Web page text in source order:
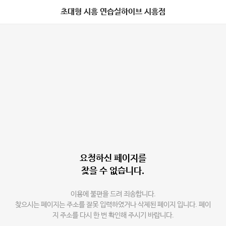
초대형 시흥 연습실하이브 시흥점
요청하신 페이지를
찾을 수 없습니다.
이용에 불편을 드려 죄송합니다.
찾으시는 페이지는 주소를 잘못 입력하였거나 삭제된 페이지 입니다. 페이
지 주소를 다시 한 번 확인해 주시기 바랍니다.